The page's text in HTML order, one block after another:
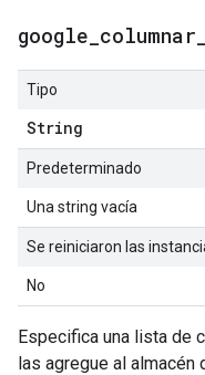
google columnar
Tipo
String
Predeterminado
Una string vacía
Se reiniciaron las
No
Especifica una lista de
las agregue al almacén